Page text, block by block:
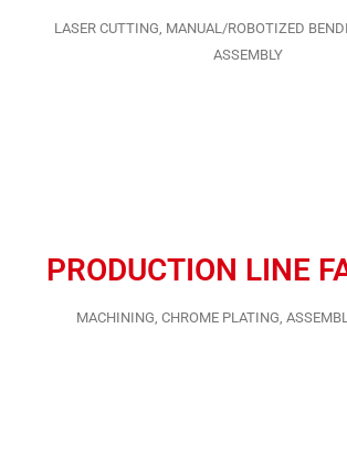
LASER CUTTING, MANUAL/ROBOTIZED
ASSEMBLY
PRODUCTION LINE
MACHINING, CHROME PLATING,